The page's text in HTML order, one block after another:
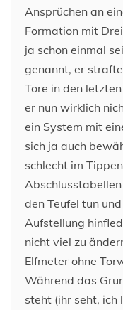
Ansprüchen an
Formation mit
ja schon einmal
genannt, er
Tore in den
er nun wirklich
ein System mit
sich ja auch
schlecht im
den Teufel tun
Aufstellung
nicht viel zu
Elfmeter ohne
Während das
steht (ihr seht, ich